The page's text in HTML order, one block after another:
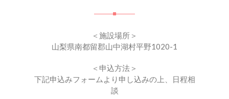
＜施設場所＞
山梨県南都留郡山中湖村平野1020-1
＜申込方法＞
下記申込みフォームより申し込みの上、日程相
談